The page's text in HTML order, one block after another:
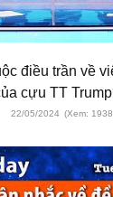
điều trần về
cựu TT
22/05/2024 (Xem: